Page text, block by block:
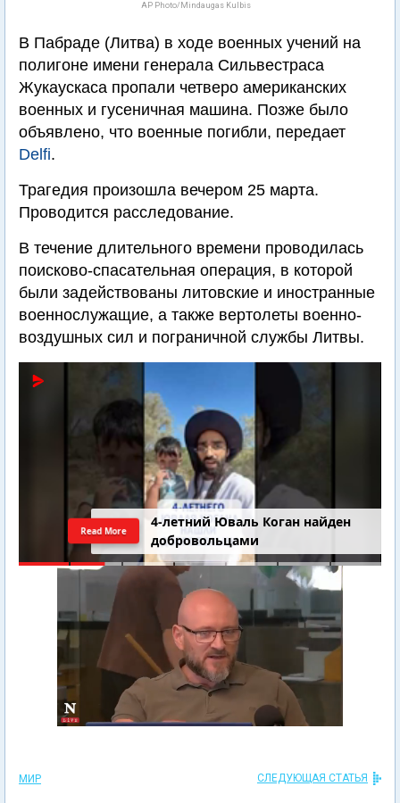
AP Photo/Mindaugas Kulbis
В Пабраде (Литва) в ходе военных учений на
полигоне имени генерала Сильвестраса
Жукаускаса пропали четверо американских
военных и гусеничная машина. Позже было
объявлено, что военные погибли, передает
Delfi.
Трагедия произошла вечером 25 марта.
Проводится расследование.
В течение длительного времени проводилась
поисково-спасательная операция, в которой
были задействованы литовские и иностранные
военнослужащие, а также вертолеты военно-
воздушных сил и пограничной службы Литвы.
4-летний Юваль Коган найден
добровольцами
Read More
МИР СЛЕДУЮЩАЯ СТАТЬЯ